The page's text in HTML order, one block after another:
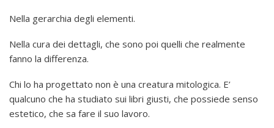
Nella gerarchia degli elementi.
Nella cura dei dettagli, che sono poi quelli che realmente
fanno la differenza.
Chi lo ha progettato non è una creatura mitologica. E’
qualcuno che ha studiato sui libri giusti, che possiede senso
estetico, che sa fare il suo lavoro.